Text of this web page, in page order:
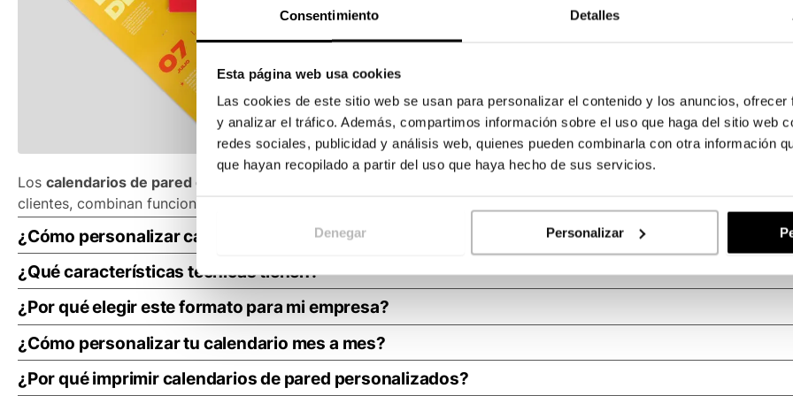
Consentimiento Detalles
Esta página web usa cookies
Las cookies de este sitio web se usan para personalizar el contenido y los anuncios,
y analizar el tráfico. Además, compartimos información sobre el uso que haga del sitio web
redes sociales, publicidad y análisis web, quienes pueden combinarla con otra información
que hayan recopilado a partir del uso que haya hecho de sus servicios.
Denegar Personalizar
Los calendarios de pared grapados
son una forma práctica, visual y económica de mantener tu marca presente
clientes, combinan funcionalidad y diseño en un soporte publicitario que se utiliza a diario.
¿Cómo personalizar calendarios grandes de pared en Truyol?
En Truyol puedes crearcalendarios grandes de pared
de tu marca. Gracias a la encuadernación con grapas, obtendrás un calendario resistente, elegante y fácil de
¿Qué características técnicas tienen?
Taladro en todas las páginas para colgarlo
Plantilla 100% personalizable
Múltiples tamaños de calendarios de pared
Versión mensual y bimensual
¿Por qué elegir este formato para mi empresa?
Loscalendarios de pared grapadosse presentan plegados en su formato cerrado, similar a una revista, lo que
ocupan espacio y son ligeros, ideal para incluir en paquetes promocionales o como regalo corporativo.
¿Cómo personalizar tu calendario mes a mes?
Diséñalos incluyendo imágenes de tus productos, mensajes corporativos o campañas mensuales. Añade tu
¿Por qué imprimir calendarios de pared personalizados?